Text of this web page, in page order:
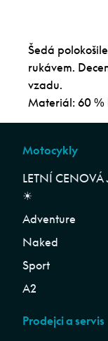
Šedá
rukávem.
vzadu.
Materiál: 60 %
Motocykly
LETNÍ CENOVÁ
☀︎
Adventure
Naked
Sport
A2
Prodejci a servis